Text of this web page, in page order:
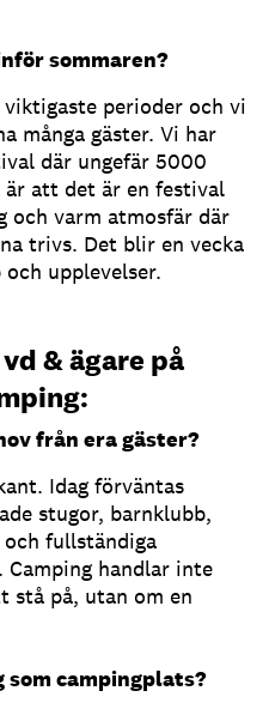
sommaren?
viktigaste perioder och vi
många gäster. Vi har
där ungefär 5000
är att det är en festival
och varm atmosfär där
trivs. Det blir en vecka
upplevelser.
& ägare på
från era gäster?
Idag förväntas
stugor, barnklubb,
fullständiga
handlar inte
stå på, utan om en
som campingplats?